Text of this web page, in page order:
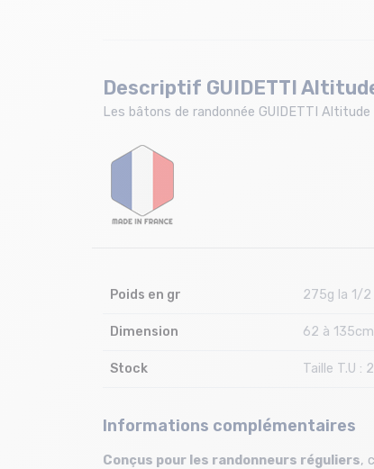
Descriptif GUIDETTI
Les bâtons de randonnée GUIDETTI
Poids en gr 275g la 1/2
Dimension 62 à 135cm
Stock Taille T.U :
Informations complémentaires
Conçus pour les randonneurs réguliers,